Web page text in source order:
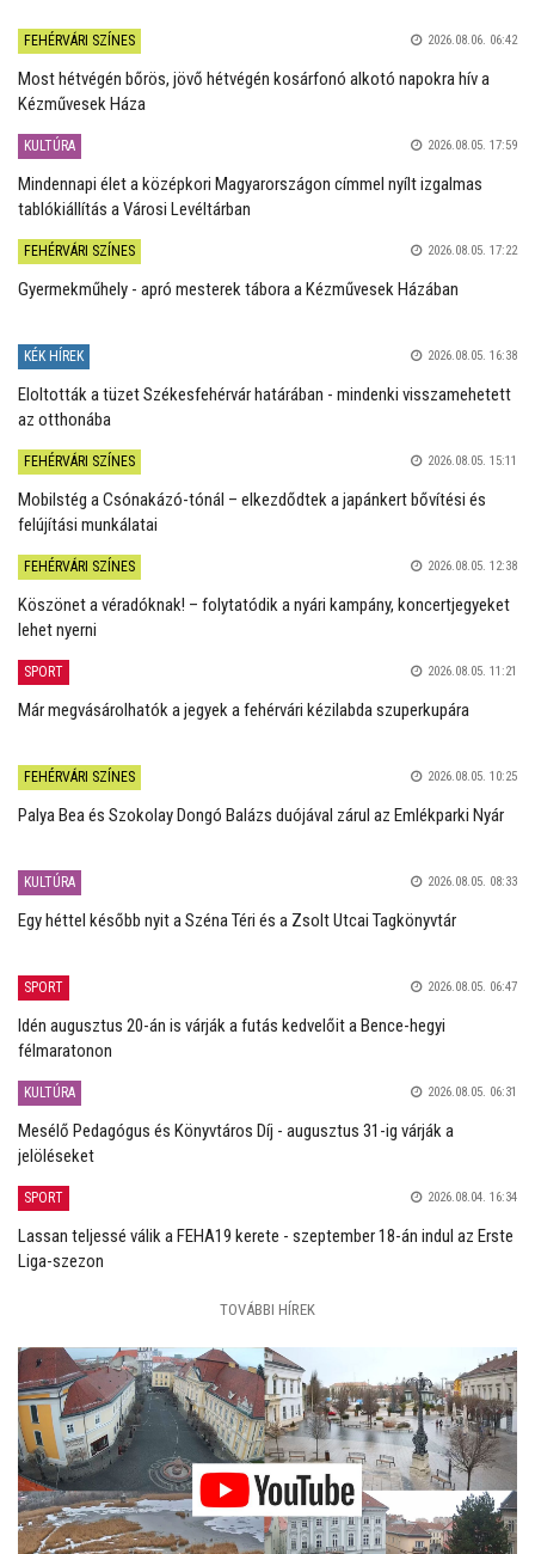
FEHÉRVÁRI SZÍNES 2026.08.06. 06:42
Most hétvégén bőrös, jövő hétvégén kosárfonó alkotó napokra hív a
Kézművesek Háza
KULTÚRA 2026.08.05. 17:59
Mindennapi élet a középkori Magyarországon címmel nyílt izgalmas
tablókiállítás a Városi Levéltárban
FEHÉRVÁRI SZÍNES 2026.08.05. 17:22
Gyermekműhely - apró mesterek tábora a Kézművesek Házában
KÉK HÍREK 2026.08.05. 16:38
Eloltották a tüzet Székesfehérvár határában - mindenki visszamehetett
az otthonába
FEHÉRVÁRI SZÍNES 2026.08.05. 15:11
Mobilstég a Csónakázó-tónál – elkezdődtek a japánkert bővítési és
felújítási munkálatai
FEHÉRVÁRI SZÍNES 2026.08.05. 12:38
Köszönet a véradóknak! – folytatódik a nyári kampány, koncertjegyeket
lehet nyerni
SPORT 2026.08.05. 11:21
Már megvásárolhatók a jegyek a fehérvári kézilabda szuperkupára
FEHÉRVÁRI SZÍNES 2026.08.05. 10:25
Palya Bea és Szokolay Dongó Balázs duójával zárul az Emlékparki Nyár
KULTÚRA 2026.08.05. 08:33
Egy héttel később nyit a Széna Téri és a Zsolt Utcai Tagkönyvtár
SPORT 2026.08.05. 06:47
Idén augusztus 20-án is várják a futás kedvelőit a Bence-hegyi
félmaratonon
KULTÚRA 2026.08.05. 06:31
Mesélő Pedagógus és Könyvtáros Díj - augusztus 31-ig várják a
jelöléseket
SPORT 2026.08.04. 16:34
Lassan teljessé válik a FEHA19 kerete - szeptember 18-án indul az Erste
Liga-szezon
TOVÁBBI HÍREK